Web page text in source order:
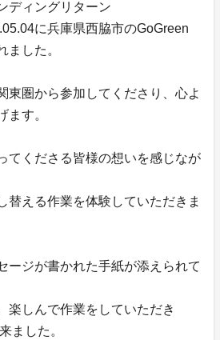
ディングリターン
に兵庫県西脇市のGoGreen
ました。
東圏から参加してくださり、心よ
ます。
てくださる皆様の想いを感じなが
替える作業を体験していただきま
ージが書かれた手紙が添えられて
楽しんで作業をしていただき
ました。